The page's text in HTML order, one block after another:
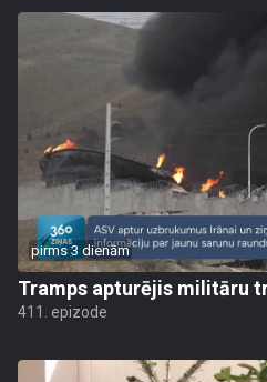
pirms 3 dienām
Tramps apturējis militāru
411. epizode